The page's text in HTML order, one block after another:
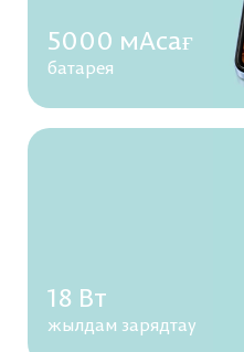
батарея
5000 мАсағ
жылдам зарядтау
18 Вт